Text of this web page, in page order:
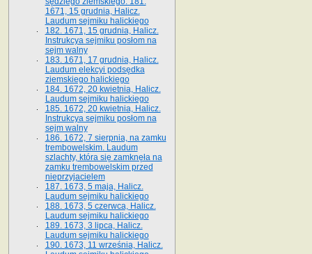
1671, 15 grudnia, Halicz.
Laudum sejmiku halickiego
182. 1671, 15 grudnia, Halicz.
Instrukcya sejmiku posłom na
sejm walny
183. 1671, 17 grudnia, Halicz.
Laudum elekcyi podsędka
ziemskiego halickiego
184. 1672, 20 kwietnia, Halicz.
Laudum sejmiku halickiego
185. 1672, 20 kwietnia, Halicz.
Instrukcya sejmiku posłom na
sejm walny
186. 1672, 7 sierpnia, na zamku
trembowelskim. Laudum
szlachty, która się zamknęła na
zamku trembowelskim przed
nieprzyjacielem
187. 1673, 5 maja, Halicz.
Laudum sejmiku halickiego
188. 1673, 5 czerwca, Halicz.
Laudum sejmiku halickiego
189. 1673, 3 lipca, Halicz.
Laudum sejmiku halickiego
190. 1673, 11 września, Halicz.